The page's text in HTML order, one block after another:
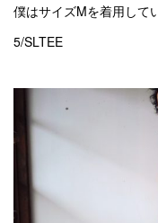
僕はサイズMを着用して
5/SLTEE